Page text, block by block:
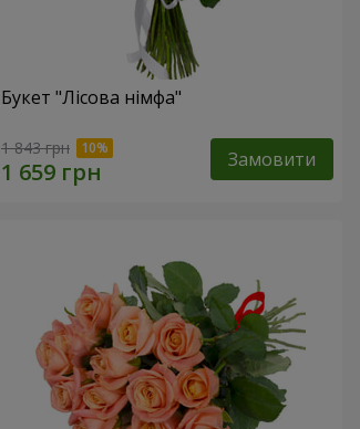
Букет "Лісова німфа"
1 843 грн Замовити